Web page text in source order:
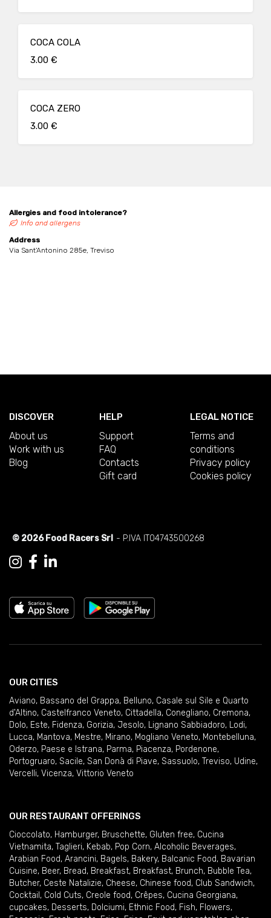
COCA COLA
3.00 €
COCA ZERO
3.00 €
Allergies and food intolerance?
Info and allergens
Address
Via Sant'Antonino 285e, Treviso
DISCOVER
About us
Work with us
Blog
HELP
Support
FAQ
Contacts
Gift card
LEGAL NOTICE
Terms and
conditions
Privacy policy
Cookies policy
© 2026 Food Racers Srl - P.IVA IT04743500268
OUR CITIES
Aviano, Bassano del Grappa, Belluno, Casale sul Sile e Quarto
d'Altino, Castelfranco Veneto, Cittadella, Conegliano, Cremona,
Dolo, Este, Fidenza, Gorizia, Jesolo, Lignano Sabbiadoro, Lodi,
Lucca, Mantova, Mestre, Mirano, Mogliano Veneto, Montebelluna,
Oderzo, Paese e Istrana, Parma, Piacenza, Pordenone,
Portogruaro, Sacile, San Donà di Piave, Sassuolo, Treviso, Udine,
Vercelli, Vicenza, Vittorio Veneto
OUR RESTAURANT OFFERINGS
Cioccolato, Hamburger, Bruschette, Gluten free, Cucina
Vietnamita, Taglieri, Kebab, Pop Corn, Alcoholic Beverages,
Arabian Food, Arancini, Bagels, Bakery, Balcanic Food, Bavarian
Cuisine, Beer, Bread, Breakfast, Breakfast, Brunch, Bubble Tea,
Butcher, Ceste Natalizie, Cheese, Chinese food, Club Sandwich,
Cocktail , Cold Cuts, Creole food, Crêpes, Cucina Georgiana,
cupcakes, Desserts, Dolciumi, Ethnic Food, Fish, Flowers,